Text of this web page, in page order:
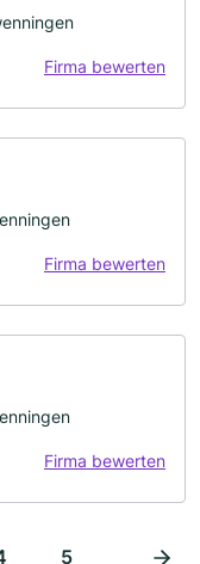
Firma bewerten
Firma bewerten
Firma bewerten
5